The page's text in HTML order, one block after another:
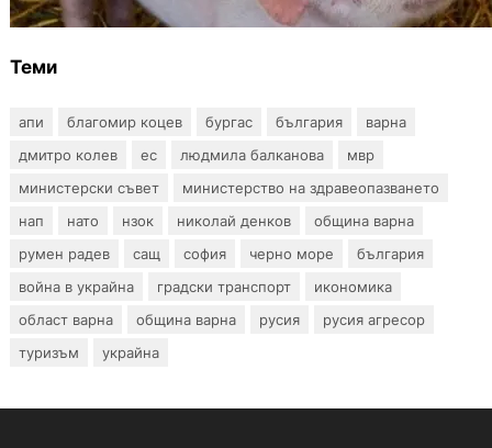
Теми
апи благомир коцев бургас българия
варна
дмитро колев
ес людмила балканова
мвр
министерски съвет
министерство на здравеопазването
нап
нато нзок николай денков
община варна
румен радев
сащ софия черно море
българия
война в украйна
градски транспорт
икономика
област варна
община варна русия
русия агресор
туризъм
украйна